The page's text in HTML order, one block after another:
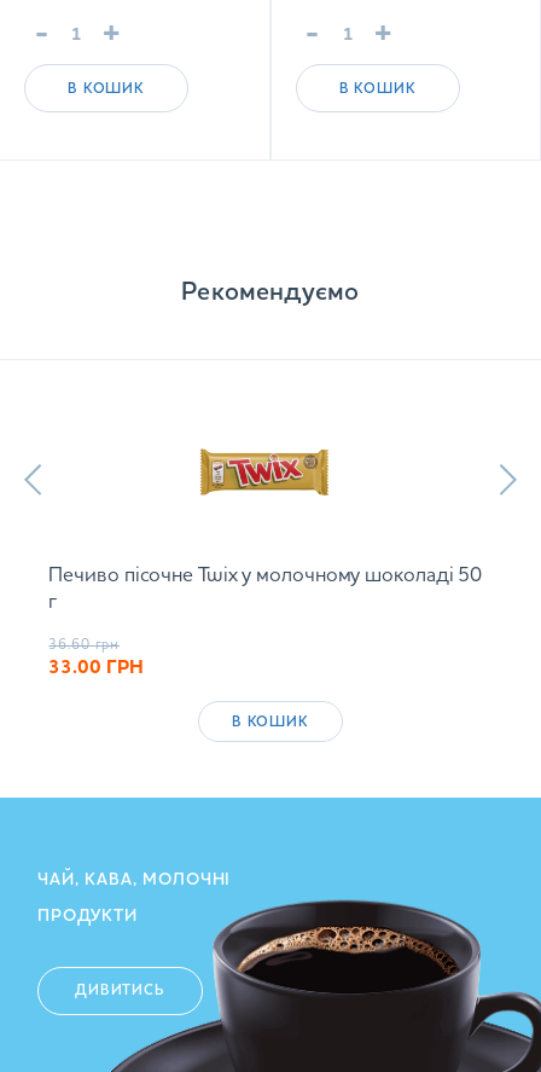
- +
В КОШИК
- +
В КОШИК
Рекомендуємо
Печиво пісочне Twix у молочному шоколаді 50
г
36.60 грн
33.00 ГРН
В КОШИК
ЧАЙ, КАВА, МОЛОЧНІ
ПРОДУКТИ
ДИВИТИСЬ